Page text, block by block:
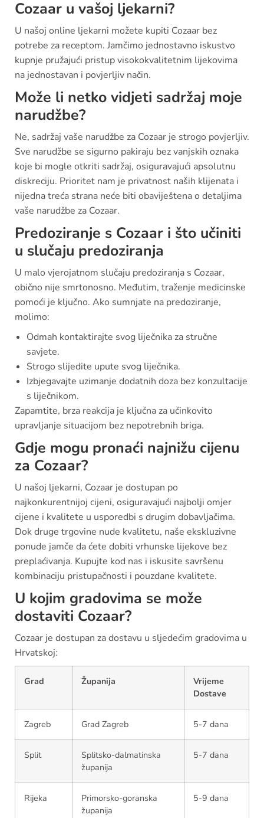
Cozaar u vašoj ljekarni?
U našoj online ljekarni možete kupiti Cozaar bez
potrebe za receptom. Jamčimo jednostavno iskustvo
kupnje pružajući pristup visokokvalitetnim lijekovima
na jednostavan i povjerljiv način.
Može li netko vidjeti sadržaj moje
narudžbe?
Ne, sadržaj vaše narudžbe za Cozaar je strogo povjerljiv.
Sve narudžbe se sigurno pakiraju bez vanjskih oznaka
koje bi mogle otkriti sadržaj, osiguravajući apsolutnu
diskreciju. Prioritet nam je privatnost naših klijenata i
nijedna treća strana neće biti obaviještena o detaljima
vaše narudžbe za Cozaar.
Predoziranje s Cozaar i što učiniti
u slučaju predoziranja
U malo vjerojatnom slučaju predoziranja s Cozaar,
obično nije smrtonosno. Međutim, traženje medicinske
pomoći je ključno. Ako sumnjate na predoziranje,
molimo:
Odmah kontaktirajte svog liječnika za stručne
savjete.
Strogo slijedite upute svog liječnika.
Izbjegavajte uzimanje dodatnih doza bez konzultacije
s liječnikom.
Zapamtite, brza reakcija je ključna za učinkovito
upravljanje situacijom bez nepotrebnih briga.
Gdje mogu pronaći najnižu cijenu
za Cozaar?
U našoj ljekarni, Cozaar je dostupan po
najkonkurentnijoj cijeni, osiguravajući najbolji omjer
cijene i kvalitete u usporedbi s drugim dobavljačima.
Dok druge trgovine nude kvalitetu, naše ekskluzivne
ponude jamče da ćete dobiti vrhunske lijekove bez
preplaćivanja. Kupujte kod nas i iskusite savršenu
kombinaciju pristupačnosti i pouzdane kvalitete.
U kojim gradovima se može
dostaviti Cozaar?
Cozaar je dostupan za dostavu u sljedećim gradovima u
Hrvatskoj:
Grad Županija
Vrijeme
Dostave
Zagreb Grad Zagreb 5-7 dana
Split
Splitsko-dalmatinska
županija
5-7 dana
Rijeka
Primorsko-goranska
županija
5-9 dana